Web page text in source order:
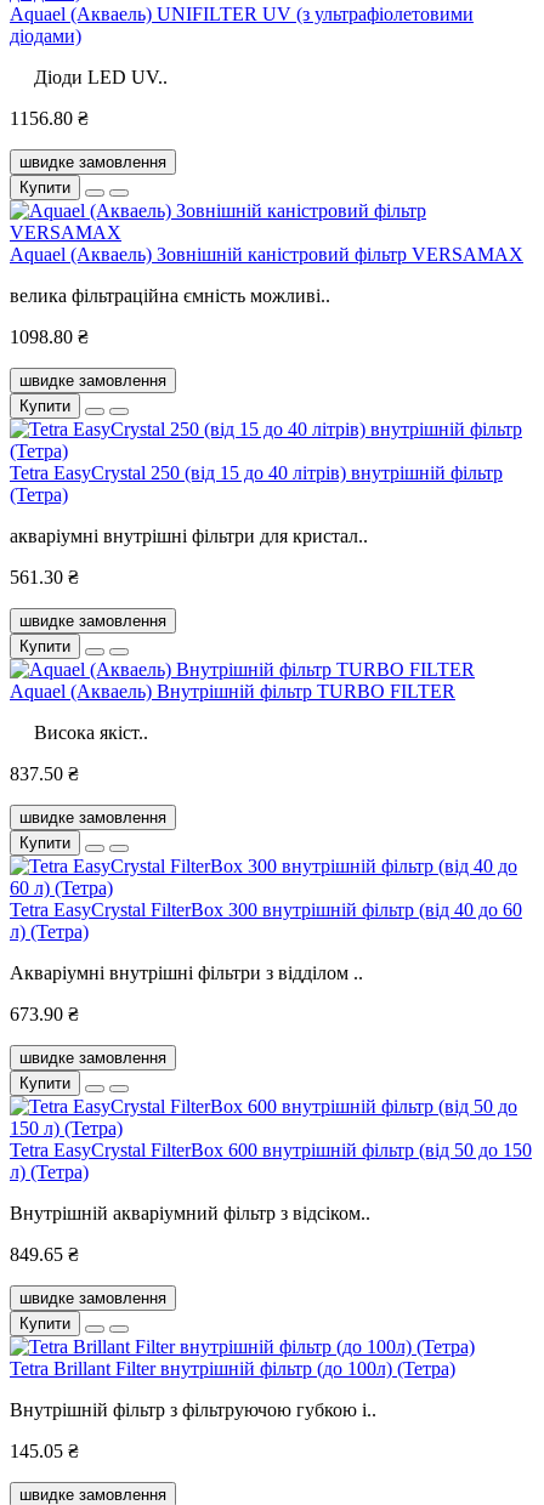
Aquael (Акваель) UNIFILTER UV (з ультрафіолетовими
діодами)
Діоди LED UV..
1156.80 ₴
швидке замовлення
Купити
Aquael (Акваель) Зовнішній каністровий фільтр VERSAMAX
велика фільтраційна ємність можливі..
1098.80 ₴
швидке замовлення
Купити
Tetra EasyCrystal 250 (від 15 до 40 літрів) внутрішній фільтр
(Тетра)
акваріумні внутрішні фільтри для кристал..
561.30 ₴
швидке замовлення
Купити
Aquael (Акваель) Внутрішній фільтр TURBO FILTER
Висока якіст..
837.50 ₴
швидке замовлення
Купити
Tetra EasyCrystal FilterBox 300 внутрішній фільтр (від 40 до 60
л) (Тетра)
Акваріумні внутрішні фільтри з відділом ..
673.90 ₴
швидке замовлення
Купити
Tetra EasyCrystal FilterBox 600 внутрішній фільтр (від 50 до 150
л) (Тетра)
Внутрішній акваріумний фільтр з відсіком..
849.65 ₴
швидке замовлення
Купити
Tetra Brillant Filter внутрішній фільтр (до 100л) (Тетра)
Внутрішній фільтр з фільтруючою губкою і..
145.05 ₴
швидке замовлення